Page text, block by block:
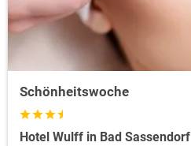
Schönheitswoche
Hotel Wulff in Bad Sassendorf